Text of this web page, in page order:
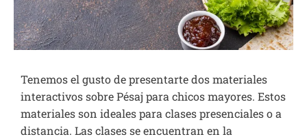
Tenemos el gusto de presentarte dos materiales
interactivos sobre Pésaj para chicos mayores. Estos
materiales son ideales para clases presenciales o a
distancia. Las clases se encuentran en la